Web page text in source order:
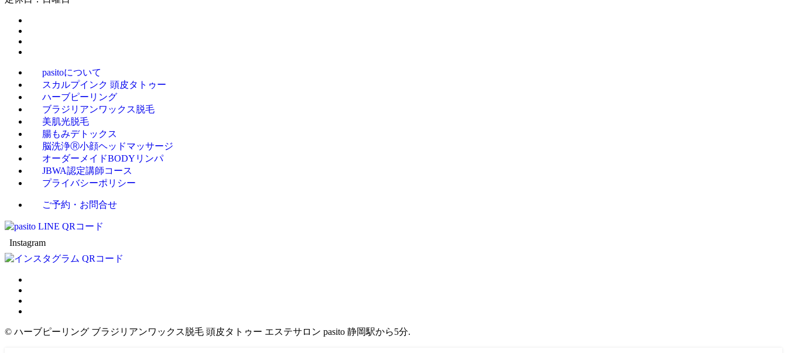
pasitoについて
スカルプインク 頭皮タトゥー
ハーブピーリング
ブラジリアンワックス脱毛
美肌光脱毛
腸もみデトックス
脳洗浄Ⓡ小顔ヘッドマッサージ
オーダーメイドBODYリンパ
JBWA認定講師コース
プライバシーポリシー
ご予約・お問合せ
Instagram
© ハーブピーリング ブラジリアンワックス脱毛 頭皮タトゥー エステサロン pasito 静岡駅から5分.